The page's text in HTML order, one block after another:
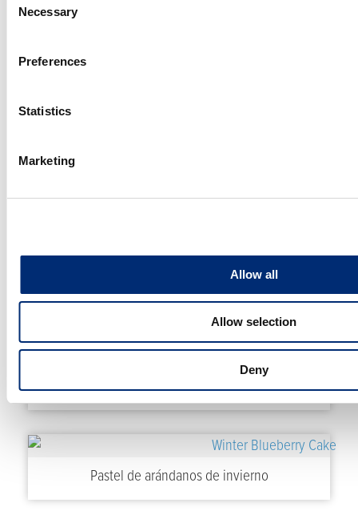
Selection
Necessary
Preferences
Statistics
Marketing
Allow all
Allow selection
Deny
Pastel bundt con vino tinto + frambuesa y
chocolate
Una casa de pan de jengibre feliz con bayas
Pastel de arándanos de invierno